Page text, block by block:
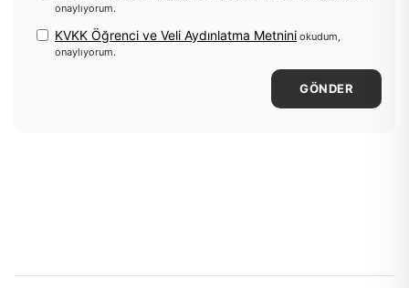
onaylıyorum.
KVKK Öğrenci ve Veli Aydınlatma Metnini okudum,
onaylıyorum.
GÖNDER